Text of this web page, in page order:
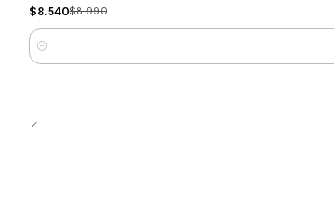
$8.540$8.990
Cantidad